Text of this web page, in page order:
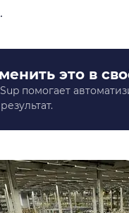
это в
помогает